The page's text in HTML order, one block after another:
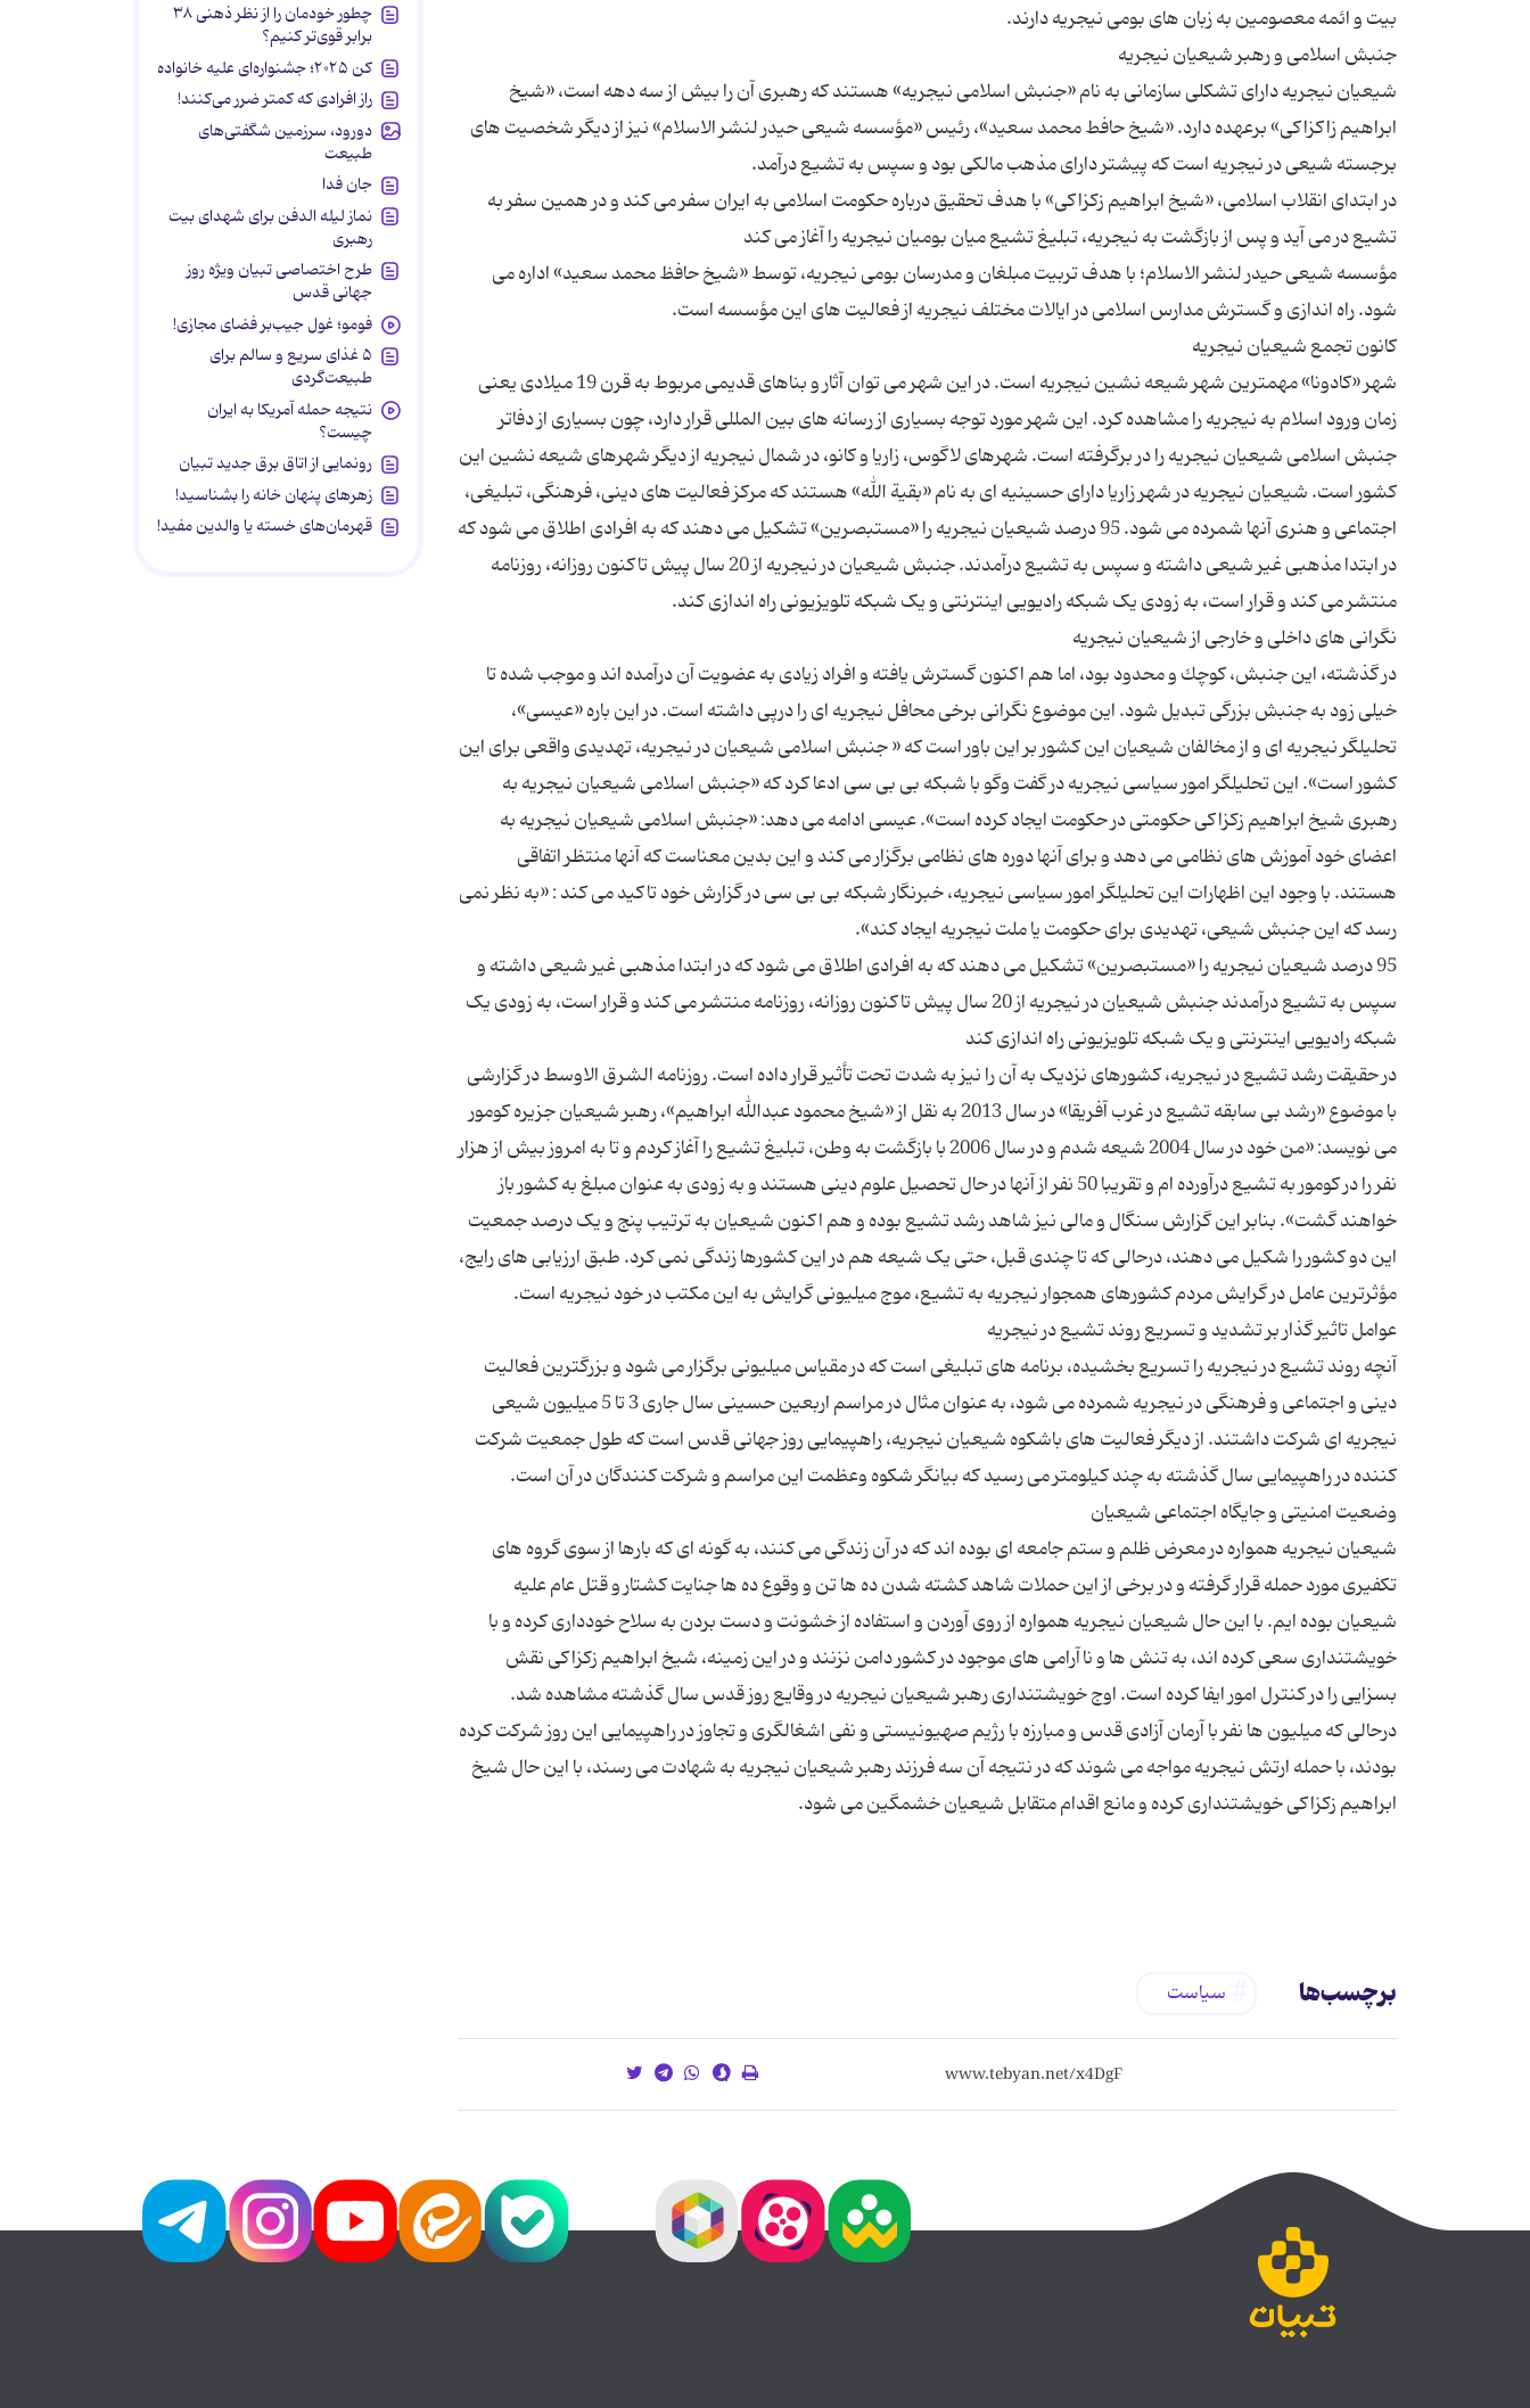
شیعیان نیجریه دارای تشکلی سازمانی به نام «جنبش اسلامی نیجریه» هستند که رهبری آن را بیش از سه دهه است، «شیخ
ابراهیم زاکزاکی» برعهده دارد. «شیخ حافط محمد سعید»، رئیس «مؤسسه شیعی حیدر لنشر الاسلام» نیز از دیگر شخصیت های
در ابتدای انقلاب اسلامی، «شیخ ابراهیم زکزاکی» با هدف تحقیق درباره حکومت اسلامی به ایران سفر می کند و در همین سفر به
مؤسسه شیعی حیدر لنشر الاسلام؛ با هدف تربیت مبلغان و مدرسان بومی نیجریه، توسط «شیخ حافظ محمد سعید» اداره می
شهر «كادونا» مهمترین شهر شیعه نشین نیجریه است. در این شهر می توان آثار و بناهای قدیمی مربوط به قرن 19 میلادی یعنی
زمان ورود اسلام به نیجریه را مشاهده كرد. این شهر مورد توجه بسیاری از رسانه های بین المللی قرار دارد، چون بسیاری از دفاتر
جنبش اسلامی شیعیان نیجریه را در برگرفته است. شهرهای لاگوس، زاریا و کانو، در شمال نیجریه از دیگر شهرهای شیعه نشین این
کشور است. شیعیان نیجریه در شهر زاریا دارای حسینیه ای به نام «بقیة الله» هستند که مرکز فعالیت های دینی، فرهنگی، تبلیغی،
اجتماعی و هنری آنها شمرده می شود. 95 درصد شیعیان نیجریه را «مستبصرین» تشکیل می دهند که به افرادی اطلاق می شود که
در ابتدا مذهبی غیر شیعی داشته و سپس به تشیع درآمدند. جنبش شیعیان در نیجریه از 20 سال پیش تاكنون روزانه، روزنامه
در گذشته، این جنبش، كوچك و محدود بود، اما هم اكنون گسترش یافته و افراد زیادی به عضویت آن درآمده اند و موجب شده تا
خیلی زود به جنبش بزرگی تبدیل شود. این موضوع نگرانی برخی محافل نیجریه ای را درپی داشته است. در این باره «عیسی»،
تحلیلگر نیجریه ای و از مخالفان شیعیان این کشور بر این باور است که « جنبش اسلامی شیعیان در نیجریه، تهدیدی واقعی برای این
كشور است». این تحلیلگر امور سیاسی نیجریه در گفت وگو با شبکه بی بی سی ادعا کرد که «جنبش اسلامی شیعیان نیجریه به
رهبری شیخ ابراهیم زكزاكی حكومتی در حكومت ایجاد كرده است». عیسی ادامه می دهد: «جنبش اسلامی شیعیان نیجریه به
اعضای خود آموزش های نظامی می دهد و برای آنها دوره های نظامی برگزار می كند و این بدین معناست که آنها منتظر اتفاقی
هستند. با وجود این اظهارات این تحلیلگر امور سیاسی نیجریه، خبرنگار شبکه بی بی سی در گزارش خود تاکید می کند : «به نظر نمی
95 درصد شیعیان نیجریه را «مستبصرین» تشکیل می دهند که به افرادی اطلاق می شود که در ابتدا مذهبی غیر شیعی داشته و
سپس به تشیع درآمدند جنبش شیعیان در نیجریه از 20 سال پیش تاكنون روزانه، روزنامه منتشر می كند و قرار است، به زودی یک
در حقیقت رشد تشیع در نیجریه، کشورهای نزدیک به آن را نیز به شدت تحت تأثیر قرار داده است. روزنامه الشرق الاوسط در گزارشی
با موضوع «رشد بی سابقه تشیع در غرب آفریقا» در سال 2013 به نقل از «شیخ محمود عبدالله ابراهیم»، رهبر شیعیان جزیره کومور
می نویسد: «من خود در سال 2004 شیعه شدم و در سال 2006 با بازگشت به وطن، تبلیغ تشیع را آغاز کردم و تا به امروز بیش از هزار
نفر را در کومور به تشیع درآورده ام و تقریبا 50 نفر از آنها در حال تحصیل علوم دینی هستند و به زودی به عنوان مبلغ به کشور باز
خواهند گشت». بنابر این گزارش سنگال و مالی نیز شاهد رشد تشیع بوده و هم اکنون شیعیان به ترتیب پنج و یک درصد جمعیت
این دو کشور را شکیل می دهند، درحالی که تا چندی قبل، حتی یک شیعه هم در این کشورها زندگی نمی کرد. طبق ارزیابی های رایج،
آنچه روند تشیع در نیجریه را تسریع بخشیده، برنامه های تبلیغی است که در مقیاس میلیونی برگزار می شود و بزرگترین فعالیت
دینی و اجتماعی و فرهنگی در نیجریه شمرده می شود، به عنوان مثال در مراسم اربعین حسینی سال جاری 3 تا 5 میلیون شیعی
نیجریه ای شرکت داشتند. از دیگر فعالیت های باشکوه شیعیان نیجریه، راهپیمایی روز جهانی قدس است که طول جمعیت شرکت
شیعیان نیجریه همواره در معرض ظلم و ستم جامعه ای بوده اند که در آن زندگی می کنند، به گونه ای که بارها از سوی گروه های
تکفیری مورد حمله قرار گرفته و در برخی از این حملات شاهد کشته شدن ده ها تن و وقوع ده ها جنایت کشتار و قتل عام علیه
شیعیان بوده ایم. با این حال شیعیان نیجریه همواره از روی آوردن و استفاده از خشونت و دست بردن به سلاح خودداری کرده و با
خویشتنداری سعی کرده اند، به تنش ها و ناآرامی های موجود در کشور دامن نزنند و در این زمینه، شیخ ابراهیم زکزاکی نقش
بسزایی را در کنترل امور ایفا کرده است. اوج خویشتنداری رهبر شیعیان نیجریه در وقایع روز قدس سال گذشته مشاهده شد.
درحالی که میلیون ها نفر با آرمان آزادی قدس و مبارزه با رژیم صهیونیستی و نفی اشغالگری و تجاوز در راهپیمایی این روز شرکت کرده
بودند، با حمله ارتش نیجریه مواجه می شوند که در نتیجه آن سه فرزند رهبر شیعیان نیجریه به شهادت می رسند، با این حال شیخ
برچسب‌ها سیاست
چطور خودمان را از نظر ذهنی ۳۸
برابر قوی‌تر کنیم؟
کن ۲۰۲۵؛ جشنواره‌ای علیه خانواده
راز افرادی که کمتر ضرر می‌کنند!
دورود، سرزمین شگفتی‌های
طبیعت
جان فدا
نماز لیله الدفن برای شهدای بیت
رهبری
طرح اختصاصی تبیان ویژه روز
جهانی قدس
فومو؛ غول جیب‌بر فضای مجازی!
۵ غذای سریع و سالم برای
طبیعت‌گردی
نتیجه حمله آمریکا به ایران
چیست؟
رونمایی از اتاق برق جدید تبیان
زهرهای پنهان خانه را بشناسید!
قهرمان‌های خسته یا والدین مفید!